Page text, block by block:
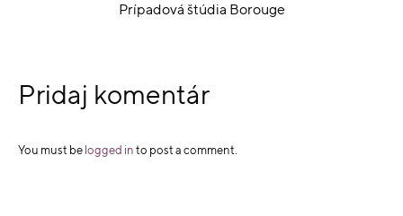
Prípadová štúdia Borouge
Pridaj komentár
You must be logged in to post a comment.